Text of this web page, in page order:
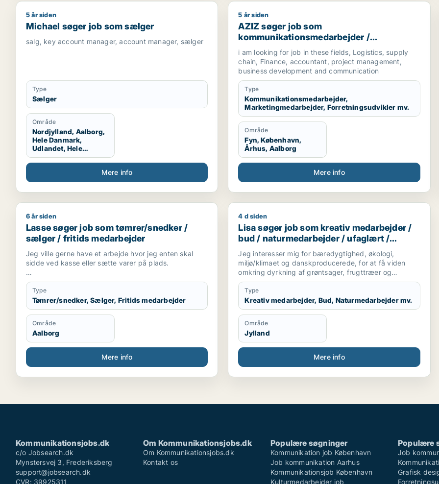
Michael søger job som sælger
5 år siden
Michael søger job som sælger
salg, key account manager, account manager, sælger
Type
Sælger
Område
Nordjylland, Aalborg,
Hele Danmark,
Udlandet, Hele
Jylland, Vestjylland,
Midtjylland
Mere info
AZIZ søger job som kommunikationsmedarbejder
5 år siden
AZIZ søger job som
kommunikationsmedarbejder /
marketingmedarbejder /
forretningsudvikler /
regnskabsmedarbejder / revisor
i am looking for job in these fields, Logistics, supply
chain, Finance, accountant, project management,
business development and communication
Type
Kommunikationsmedarbejder,
Marketingmedarbejder, Forretningsudvikler mv.
Område
Fyn, København,
Århus, Aalborg
Mere info
Lasse søger job som tømrer/snedker / sælger / fritids medarbejder
6 år siden
Lasse søger job som tømrer/snedker /
sælger / fritids medarbejder
Jeg ville gerne have et arbejde hvor jeg enten skal
sidde ved kasse eller sætte varer på plads.
Jeg er 17 år i gang med at tage en tømrer uddannelse,
spiller fodbold 2 gange om ugen.
Type
Tømrer/snedker, Sælger, Fritids medarbejder
Område
Aalborg
Mere info
Lisa søger job som kreativ medarbejder / bud /
4 d siden
Lisa søger job som kreativ medarbejder /
bud / naturmedarbejder / ufaglært /
gartner
Jeg interesser mig for bæredygtighed, økologi,
miljø/klimaet og danskproducerede, for at få viden
omkring dyrkning af grøntsager, frugttræer og
frilandsgartneri og parat til at flytte for en mulig
praktikplads.
Jeg er mødestabil, pligtopfyldende, fleksibel og
hjælpsom. Jeg er ikke bange for at give en hånd
ekstra.
Type
Kreativ medarbejder, Bud, Naturmedarbejder mv.
Område
Jylland
Mere info
Kommunikationsjobs.dk
c/o Jobsearch.dk
Mynstersvej 3, Frederiksberg
support@jobsearch.dk
CVR: 39925311
Om Kommunikationsjobs.dk
Om Kommunikationsjobs.dk
Kontakt os
Populære søgninger
Kommunikation job København
Job kommunikation Aarhus
Kommunikationsjob København
Kulturmedarbejder job
Populære
Job
Grafisk